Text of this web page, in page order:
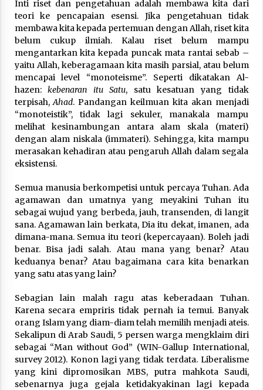
Inti riset dan pengetahuan adalah membawa kita dari
teori ke pencapaian esensi. Jika pengetahuan tidak
membawa kita kepada pertemuan dengan Allah, riset kita
belum cukup ilmiah. Kalau riset belum mampu
mengantarkan kita kepada puncak mata rantai sebab –
yaitu Allah, keberagamaan kita masih parsial, atau belum
mencapai level “monoteisme”. Seperti dikatakan Al-
hazen:kebenaran itu Satu, satu kesatuan yang tidak
terpisah,Ahad. Pandangan keilmuan kita akan menjadi
“monoteistik”, tidak lagi sekuler, manakala mampu
melihat kesinambungan antara alam skala (materi)
dengan alam niskala (immateri). Sehingga, kita mampu
merasakan kehadiran atau pengaruh Allah dalam segala
eksistensi.
Semua manusia berkompetisi untuk percaya Tuhan. Ada
agamawan dan umatnya yang meyakini Tuhan itu
sebagai wujud yang berbeda, jauh, transenden, di langit
sana. Agamawan lain berkata, Dia itu dekat, imanen, ada
dimana-mana. Semua itu teori (kepercayaan). Boleh jadi
benar. Bisa jadi salah. Atau mana yang benar? Atau
keduanya benar? Atau bagaimana cara kita benarkan
yang satu atas yang lain?
Sebagian lain malah ragu atas keberadaan Tuhan.
Karena secara empriris tidak pernah ia temui. Banyak
orang Islam yang diam-diam telah memilih menjadi ateis.
Sekalipun di Arab Saudi, 5 persen warga mengklaim diri
sebagai “Man without God” (WIN-Gallup International,
survey 2012). Konon lagi yang tidak terdata. Liberalisme
yang kini dipromosikan MBS, putra mahkota Saudi,
sebenarnya juga gejala ketidakyakinan lagi kepada